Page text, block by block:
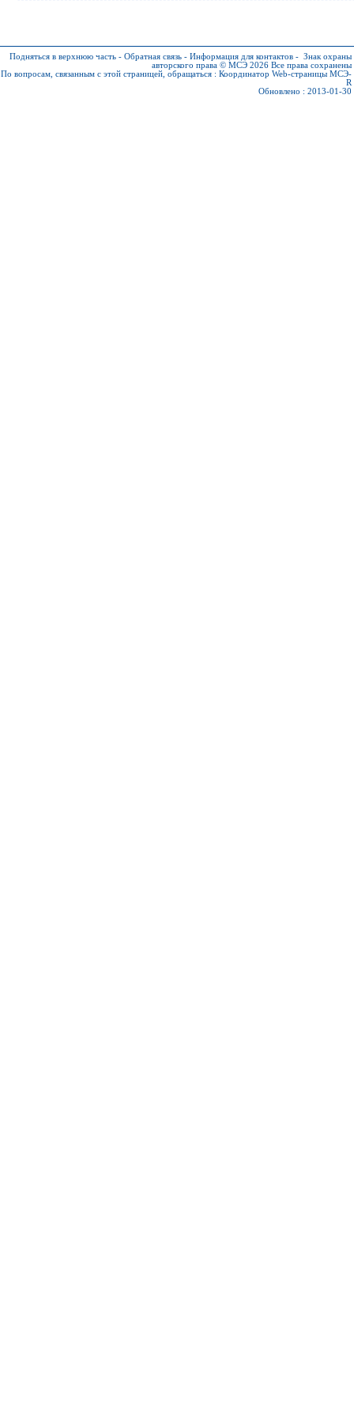
Подняться в верхнюю часть - Обратная связь - Информация для контактов - Знак охраны
авторского права © МСЭ 2026 Все права сохранены
По вопросам, связанным с этой страницей, обращаться : Координатор Web-страницы МСЭ-
R
Обновлено : 2013-01-30